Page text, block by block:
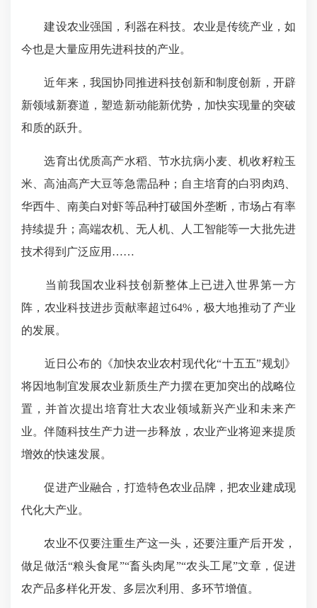
建设农业强国，利器在科技。农业是传统产业，如
今也是大量应用先进科技的产业。
近年来，我国协同推进科技创新和制度创新，开辟
新领域新赛道，塑造新动能新优势，加快实现量的突破
和质的跃升。
选育出优质高产水稻、节水抗病小麦、机收籽粒玉
米、高油高产大豆等急需品种；自主培育的白羽肉鸡、
华西牛、南美白对虾等品种打破国外垄断，市场占有率
持续提升；高端农机、无人机、人工智能等一大批先进
技术得到广泛应用……
当前我国农业科技创新整体上已进入世界第一方
阵，农业科技进步贡献率超过64%，极大地推动了产业
的发展。
近日公布的《加快农业农村现代化“十五五”规划》
将因地制宜发展农业新质生产力摆在更加突出的战略位
置，并首次提出培育壮大农业领域新兴产业和未来产
业。伴随科技生产力进一步释放，农业产业将迎来提质
增效的快速发展。
促进产业融合，打造特色农业品牌，把农业建成现
代化大产业。
农业不仅要注重生产这一头，还要注重产后开发，
做足做活“粮头食尾”“畜头肉尾”“农头工尾”文章，促进
农产品多样化开发、多层次利用、多环节增值。